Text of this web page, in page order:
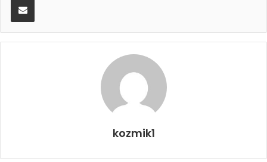
kozmik1